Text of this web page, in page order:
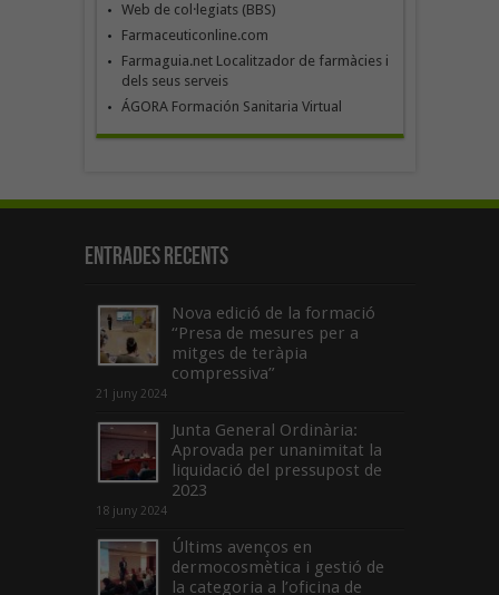
Web de col·legiats (BBS)
Farmaceuticonline.com
Farmaguia.net Localitzador de farmàcies i
dels seus serveis
ÁGORA Formación Sanitaria Virtual
Entrades recents
Nova edició de la formació
“Presa de mesures per a
mitges de teràpia
compressiva”
21 juny 2024
Junta General Ordinària:
Aprovada per unanimitat la
liquidació del pressupost de
2023
18 juny 2024
Últims avenços en
dermocosmètica i gestió de
la categoria a l’oficina de